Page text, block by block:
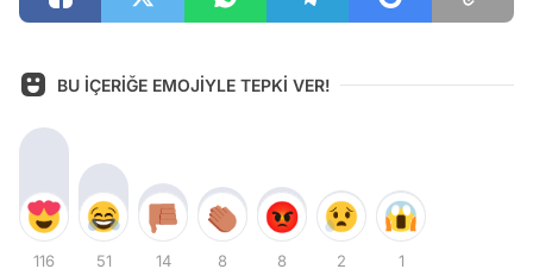
BU İÇERİĞE EMOJİYLE TEPKİ VER!
116 51 14 8 8 2 1